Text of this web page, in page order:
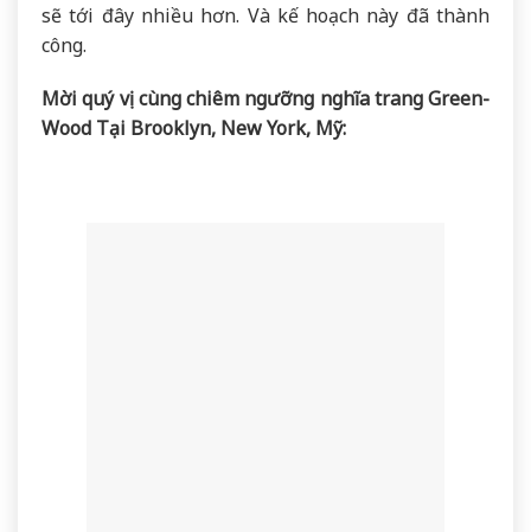
sẽ tới đây nhiều hơn. Và kế hoạch này đã thành
công.
Mời quý vị cùng chiêm ngưỡng nghĩa trang Green-
Wood Tại Brooklyn, New York, Mỹ: